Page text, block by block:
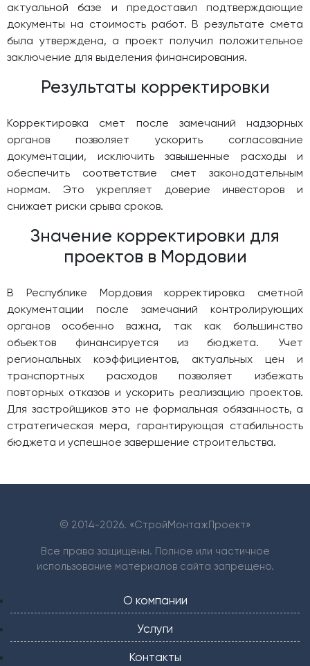
актуальной базе и предоставил подтверждающие
документы на стоимость работ. В результате смета
была утверждена, а проект получил положительное
заключение для выделения финансирования.
Результаты корректировки
Корректировка смет после замечаний надзорных
органов позволяет ускорить согласование
документации, исключить завышенные расходы и
обеспечить соответствие смет законодательным
нормам. Это укрепляет доверие инвесторов и
снижает риски срыва сроков.
Значение корректировки для
проектов в Мордовии
В Республике Мордовия корректировка сметной
документации после замечаний контролирующих
органов особенно важна, так как большинство
объектов финансируется из бюджета. Учет
региональных коэффициентов, актуальных цен и
транспортных расходов позволяет избежать
повторных отказов и ускорить реализацию проектов.
Для застройщиков это не формальная обязанность, а
стратегическая мера, гарантирующая стабильность
бюджета и успешное завершение строительства.
© 2014-2026. «СтройМонтажПроект»
Все права защищены. Полное или частичное
использование материалов сайта запрещено.
О компании
Услуги
Контакты